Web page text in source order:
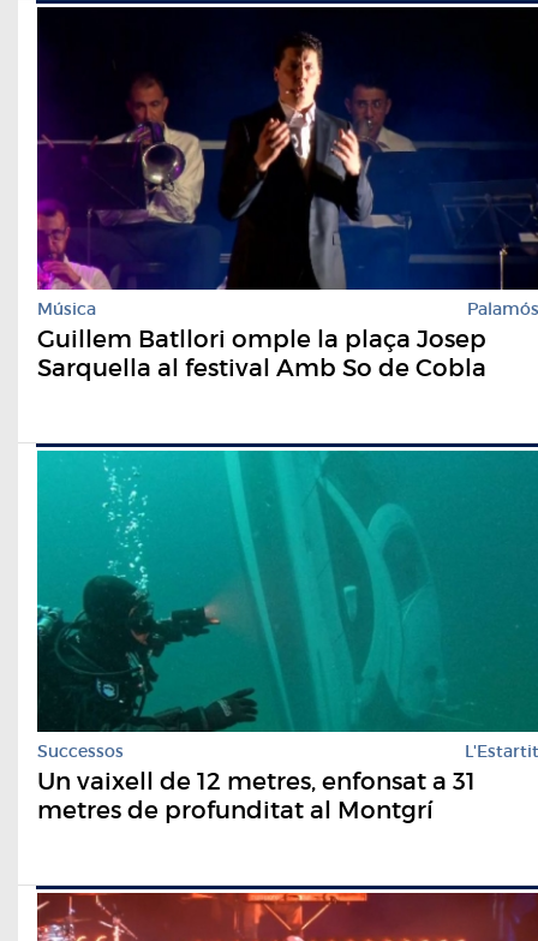
Música Palamós
Guillem Batllori omple la plaça Josep
Sarquella al festival Amb So de Cobla
Successos L'Estartit
Un vaixell de 12 metres, enfonsat a 31
metres de profunditat al Montgrí